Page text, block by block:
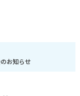
お知らせ